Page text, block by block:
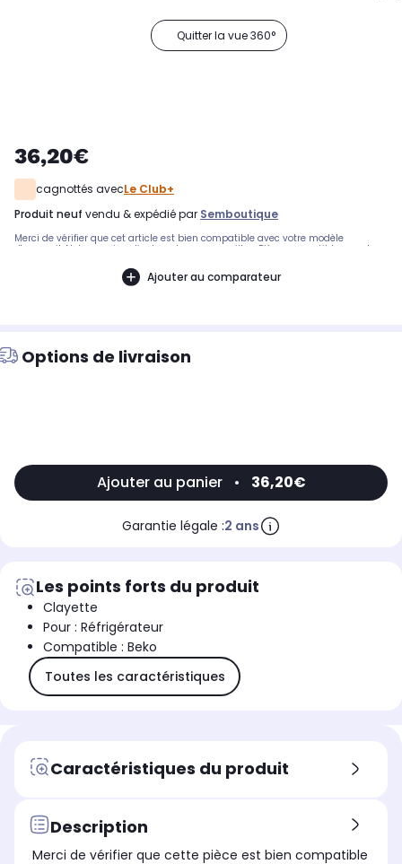
Quitter la vue 360°
36,20€
cagnottés avecLe Club+
produit neuf vendu & expédié par Semboutique
Merci de vérifier que cet article est bien compatible avec votre modèle
d'appareil. Notre service client peut vous conseiller. .Pièce compatible avec les
TSE1281M, TSE1255M - 7217147614, TSE1250F - 7214647614, TSE1280M - 7217247614,
7214647614 - TSE1250F, 7217147614 - TSE1255M, 7217247614 - TSE1280M
Ajouter au comparateur
Options de livraison
Ajouter au panier • 36,20€
Garantie légale :2 ans
Les points forts du produit
Clayette
Pour : Réfrigérateur
Compatible : Beko
Toutes les caractéristiques
Caractéristiques du produit
Description
Merci de vérifier que cette pièce est bien compatible